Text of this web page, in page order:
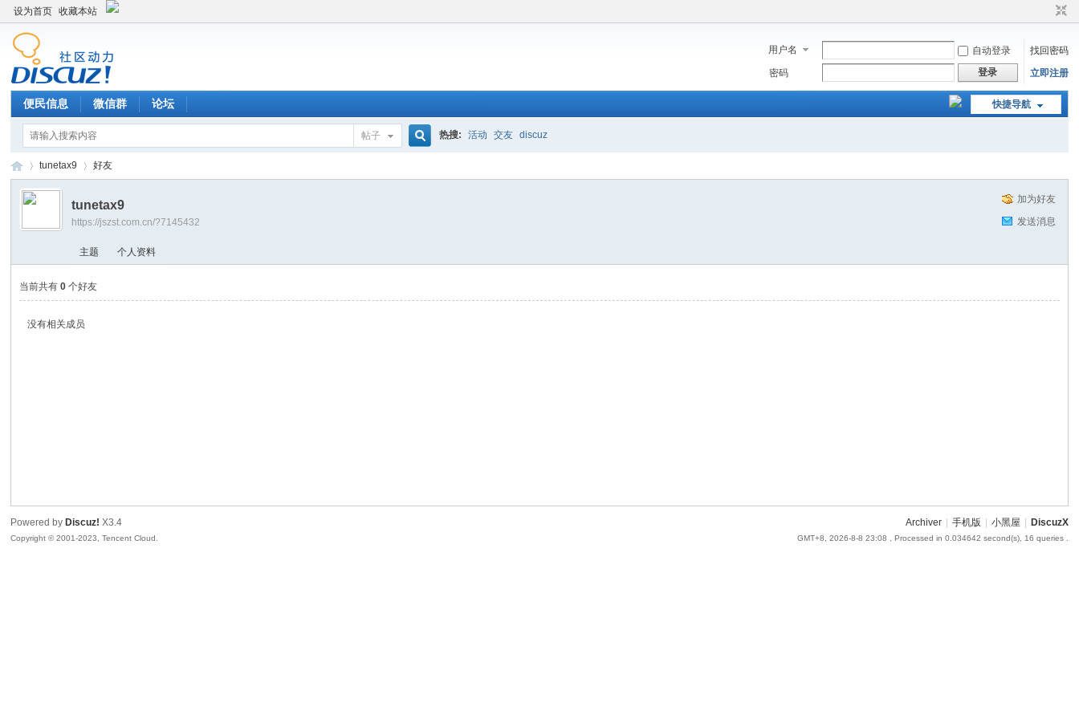
设为首页 收藏本站
用户名 自动登录
找回密码
密码
登录 立即注册
快捷导航
便民信息 微信群 论坛
帖子 热搜: 活动 交友 discuz
›
tunetax9 好友
加为好友
发送消息
tunetax9
https://jszst.com.cn/?7145432
主题 个人资料
当前共有0 个好友
没有相关成员
Archiver 手机版 小黑屋 DiscuzX
GMT+8, 2026-8-8 23:08 , Processed in 0.034642 second(s), 16 queries .
Powered by Discuz! X3.4
Copyright © 2001-2023, Tencent Cloud.